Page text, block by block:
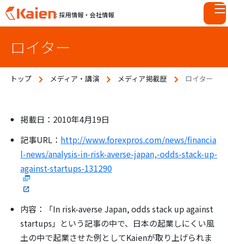
p
: 採用情報・会社情報
ロイター
トップ メディア・講演 メディア掲載歴 ロイター
掲載日：2010年4月19日
記事URL： http://www.forexpros.com/news/financia
l-news/analysis-in-risk-averse-japan,-odds-stack-up-
against-startups-131290
内容：「In risk-averse Japan, odds stack up against
startups」という記事の中で、日本の起業しにくい風
土の中で起業させた例としてKaienが取り上げられま